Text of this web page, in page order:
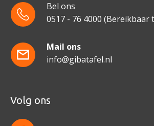
Bel ons
0517 - 76 4000 (Bereikbaar
Mail ons
info@gibatafel.nl
Volg ons